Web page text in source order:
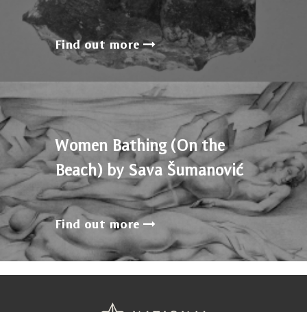
Find out more
Women Bathing (On the
Beach) by Sava Šumanović
Find out more